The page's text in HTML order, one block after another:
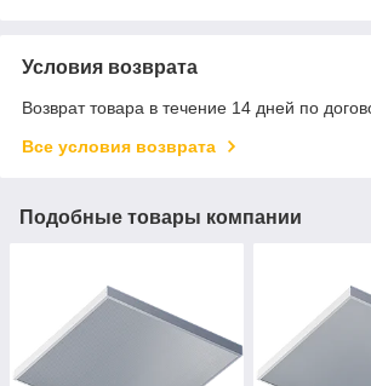
Условия возврата
Возврат товара в течение 14 дней по
Все условия возврата
Подобные товары компании